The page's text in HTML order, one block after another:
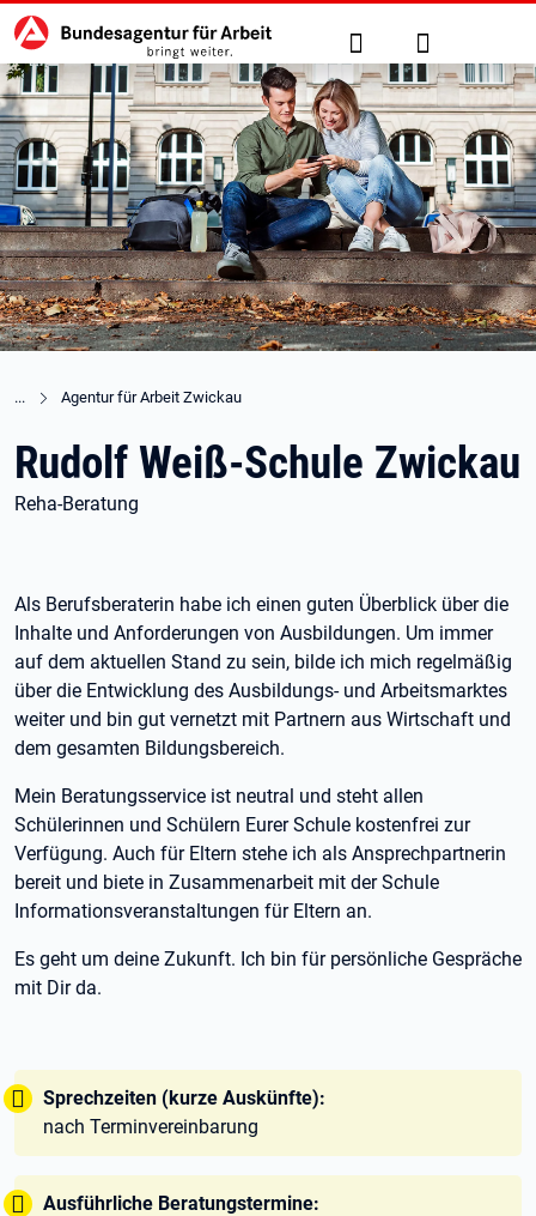
zu den Hauptinhalten springen
Hauptnavigation Suche Anmelden
Agentur für Arbeit Zwickau
Rudolf Weiß-Schule Zwickau
Reha-Beratung
Als Berufsberaterin habe ich einen guten Überblick über die
Inhalte und Anforderungen von Ausbildungen. Um immer
auf dem aktuellen Stand zu sein, bilde ich mich regelmäßig
über die Entwicklung des Ausbildungs- und Arbeitsmarktes
weiter und bin gut vernetzt mit Partnern aus Wirtschaft und
dem gesamten Bildungsbereich.
Mein Beratungsservice ist neutral und steht allen
Schülerinnen und Schülern Eurer Schule kostenfrei zur
Verfügung. Auch für Eltern stehe ich als Ansprechpartnerin
bereit und biete in Zusammenarbeit mit der Schule
Informationsveranstaltungen für Eltern an.
Es geht um deine Zukunft. Ich bin für persönliche Gespräche
mit Dir da.
Tipp:
Sprechzeiten (kurze Auskünfte):
nach Terminvereinbarung
Tipp:
Ausführliche Beratungstermine: